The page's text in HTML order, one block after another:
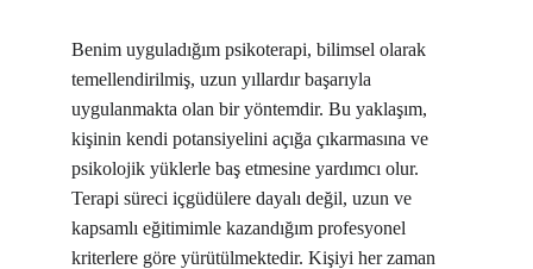
Benim uyguladığım psikoterapi, bilimsel olarak
temellendirilmiş, uzun yıllardır başarıyla
uygulanmakta olan bir yöntemdir. Bu yaklaşım,
kişinin kendi potansiyelini açığa çıkarmasına ve
psikolojik yüklerle baş etmesine yardımcı olur.
Terapi süreci içgüdülere dayalı değil, uzun ve
kapsamlı eğitimimle kazandığım profesyonel
kriterlere göre yürütülmektedir. Kişiyi her zaman